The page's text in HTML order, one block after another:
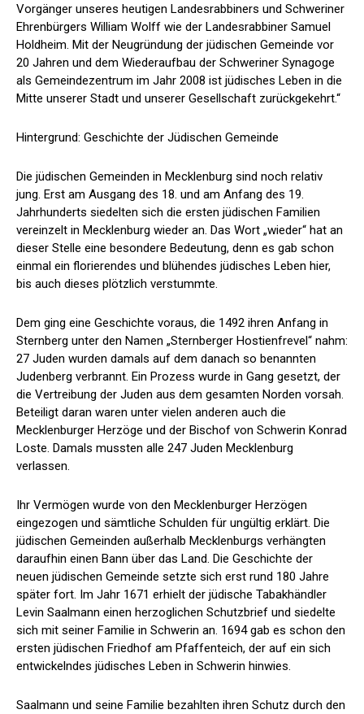
Vorgänger unseres heutigen Landesrabbiners und Schweriner
Ehrenbürgers William Wolff wie der Landesrabbiner Samuel
Holdheim. Mit der Neugründung der jüdischen Gemeinde vor
20 Jahren und dem Wiederaufbau der Schweriner Synagoge
als Gemeindezentrum im Jahr 2008 ist jüdisches Leben in die
Mitte unserer Stadt und unserer Gesellschaft zurückgekehrt.“
Hintergrund: Geschichte der Jüdischen Gemeinde
Die jüdischen Gemeinden in Mecklenburg sind noch relativ
jung. Erst am Ausgang des 18. und am Anfang des 19.
Jahrhunderts siedelten sich die ersten jüdischen Familien
vereinzelt in Mecklenburg wieder an. Das Wort „wieder“ hat an
dieser Stelle eine besondere Bedeutung, denn es gab schon
einmal ein florierendes und blühendes jüdisches Leben hier,
bis auch dieses plötzlich verstummte.
Dem ging eine Geschichte voraus, die 1492 ihren Anfang in
Sternberg unter den Namen „Sternberger Hostienfrevel“ nahm:
27 Juden wurden damals auf dem danach so benannten
Judenberg verbrannt. Ein Prozess wurde in Gang gesetzt, der
die Vertreibung der Juden aus dem gesamten Norden vorsah.
Beteiligt daran waren unter vielen anderen auch die
Mecklenburger Herzöge und der Bischof von Schwerin Konrad
Loste. Damals mussten alle 247 Juden Mecklenburg
verlassen.
Ihr Vermögen wurde von den Mecklenburger Herzögen
eingezogen und sämtliche Schulden für ungültig erklärt. Die
jüdischen Gemeinden außerhalb Mecklenburgs verhängten
daraufhin einen Bann über das Land. Die Geschichte der
neuen jüdischen Gemeinde setzte sich erst rund 180 Jahre
später fort. Im Jahr 1671 erhielt der jüdische Tabakhändler
Levin Saalmann einen herzoglichen Schutzbrief und siedelte
sich mit seiner Familie in Schwerin an. 1694 gab es schon den
ersten jüdischen Friedhof am Pfaffenteich, der auf ein sich
entwickelndes jüdisches Leben in Schwerin hinwies.
Saalmann und seine Familie bezahlten ihren Schutz durch den